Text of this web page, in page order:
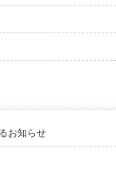
お知らせ